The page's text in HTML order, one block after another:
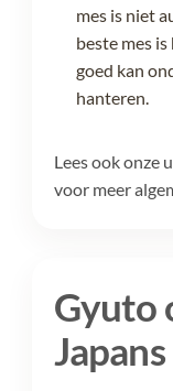
mes is niet
beste mes
goed kan
hanteren.
Lees ook onze
voor meer
Gyuto